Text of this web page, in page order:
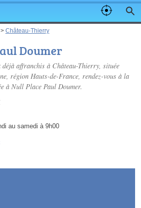
> Château-Thierry
Doumer
déjà affranchis à Château-Thierry, située
région Hauts-de-France, rendez-vous à la
à Null Place Paul Doumer.
au samedi à 9h00